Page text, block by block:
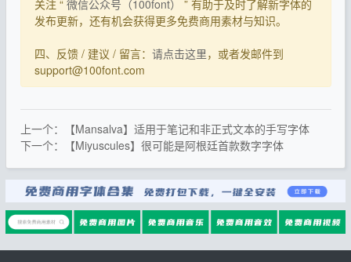
关注 “ 微信公众号（100font）
” 有助于及时了解新字体的
发布更新，还有机会获得更多免费商用素材与知识。
四、反馈 / 建议 / 留言： 请点击这里，或者发邮件到
support@100font.com
上一个：【Mansalva】适用于笔记和非正式文本的手写字体
下一个：【Miyuscules】很可能是阿根廷首款数字字体